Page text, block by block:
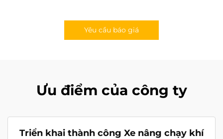
Yêu cầu báo giá
Ưu điểm của công ty
Triển khai thành công Xe nâng chạy khí